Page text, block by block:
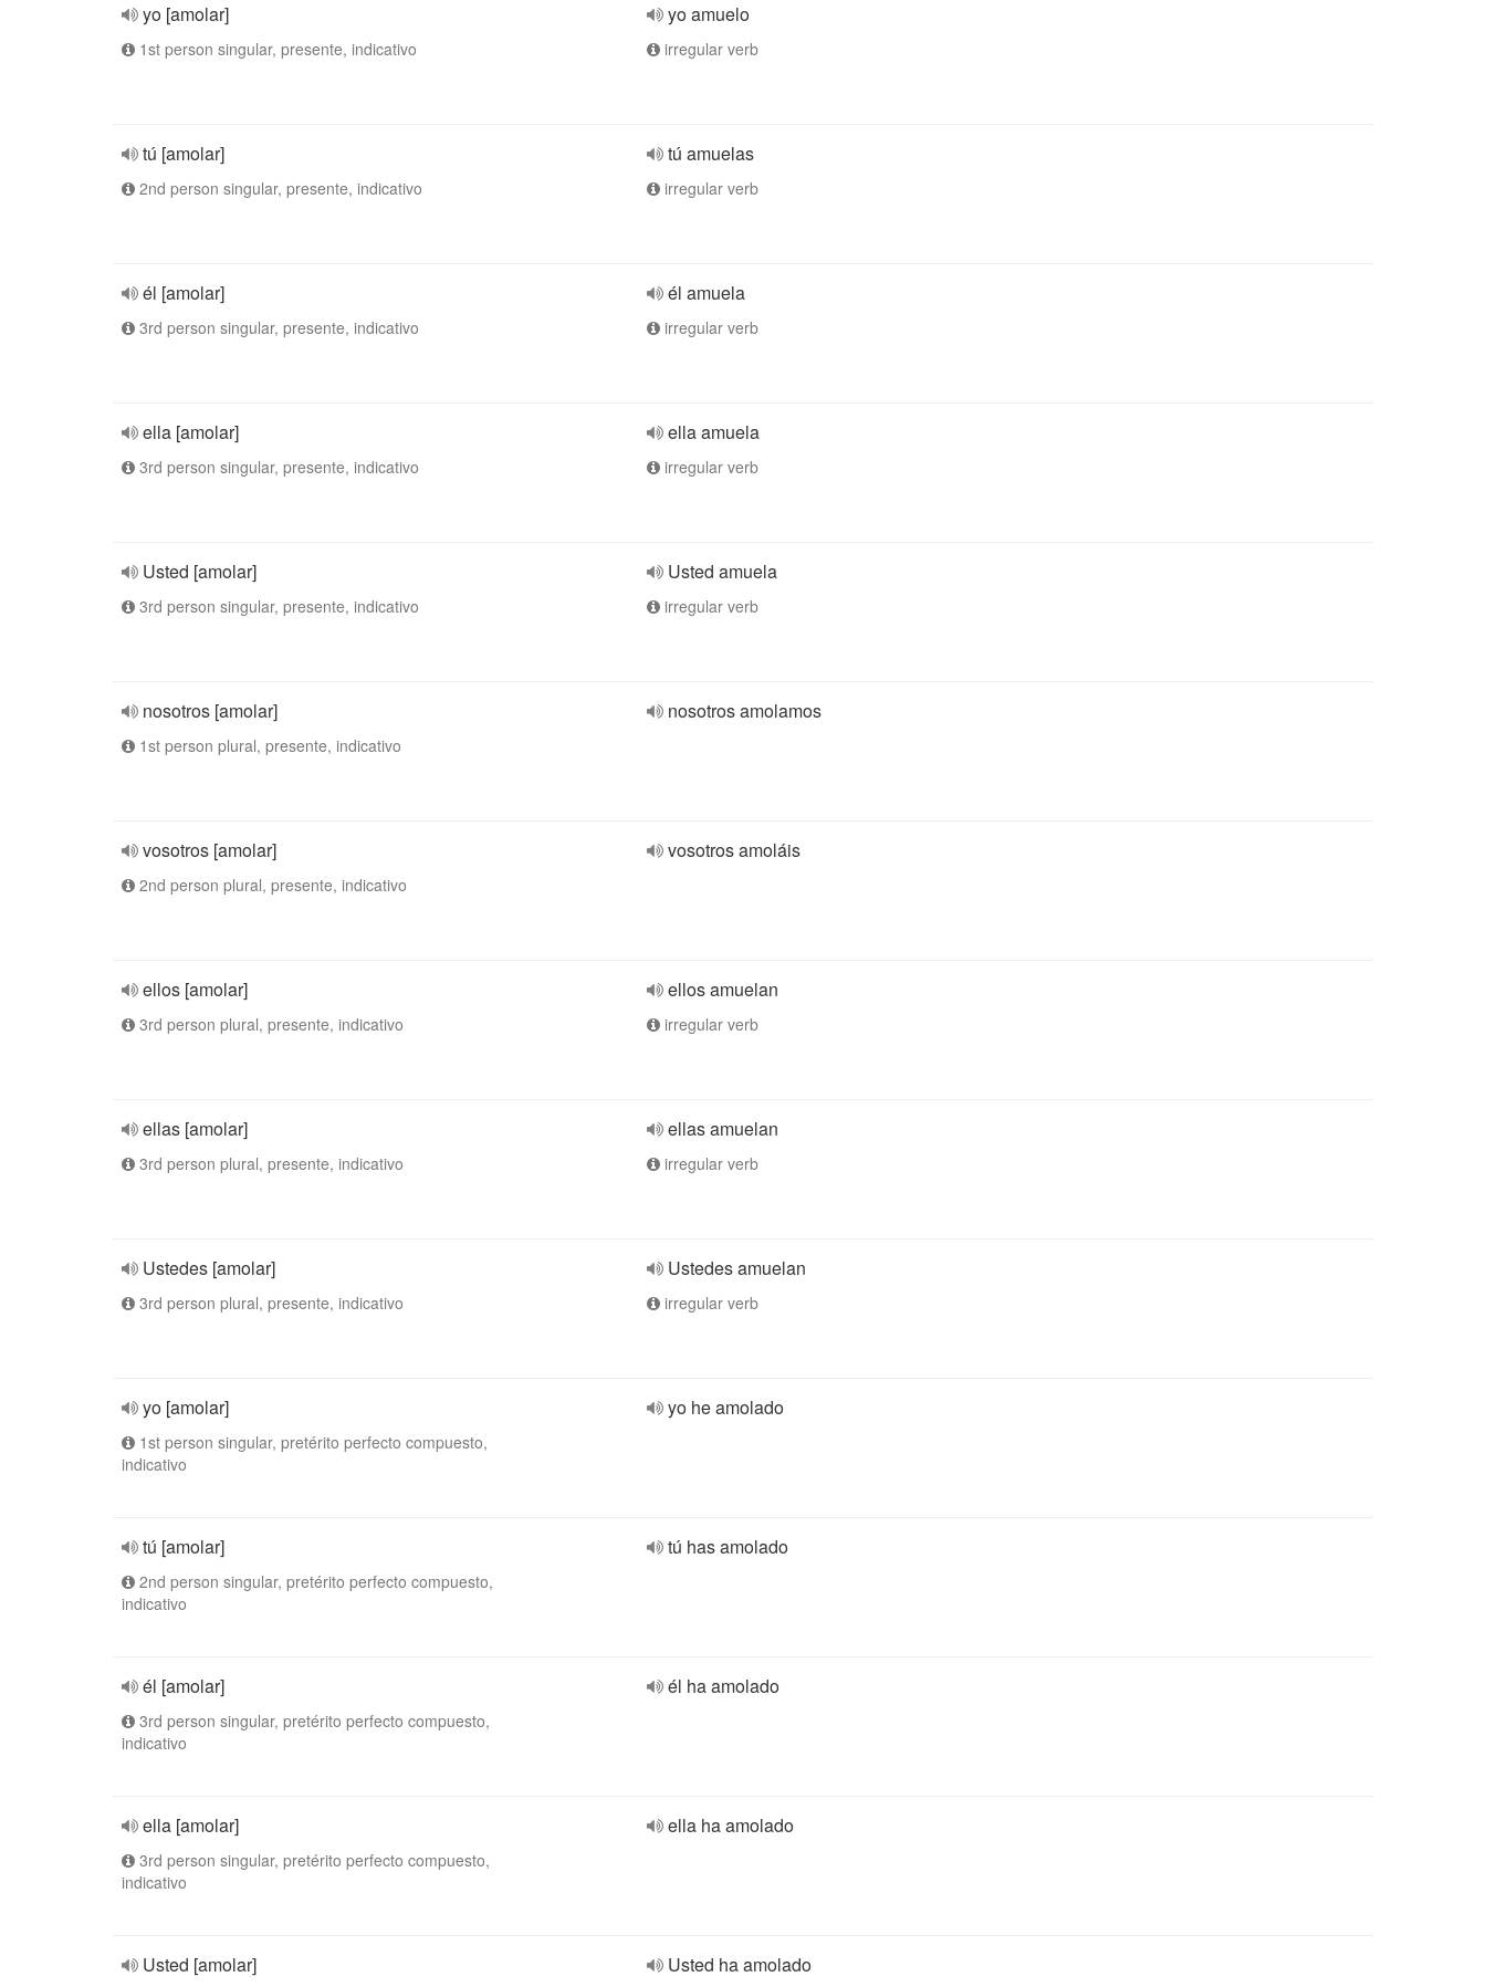
yo [amolar]
1st person singular, presente, indicativo
yo amuelo
irregular verb
tú [amolar]
2nd person singular, presente, indicativo
tú amuelas
irregular verb
él [amolar]
3rd person singular, presente, indicativo
él amuela
irregular verb
ella [amolar]
3rd person singular, presente, indicativo
ella amuela
irregular verb
Usted [amolar]
3rd person singular, presente, indicativo
Usted amuela
irregular verb
nosotros [amolar]
1st person plural, presente, indicativo
nosotros amolamos
vosotros [amolar]
2nd person plural, presente, indicativo
vosotros amoláis
ellos [amolar]
3rd person plural, presente, indicativo
ellos amuelan
irregular verb
ellas [amolar]
3rd person plural, presente, indicativo
ellas amuelan
irregular verb
Ustedes [amolar]
3rd person plural, presente, indicativo
Ustedes amuelan
irregular verb
yo [amolar]
1st person singular, pretérito perfecto compuesto,
indicativo
yo he amolado
tú [amolar]
2nd person singular, pretérito perfecto compuesto,
indicativo
tú has amolado
él [amolar]
3rd person singular, pretérito perfecto compuesto,
indicativo
él ha amolado
ella [amolar]
3rd person singular, pretérito perfecto compuesto,
indicativo
ella ha amolado
Usted [amolar] Usted ha amolado